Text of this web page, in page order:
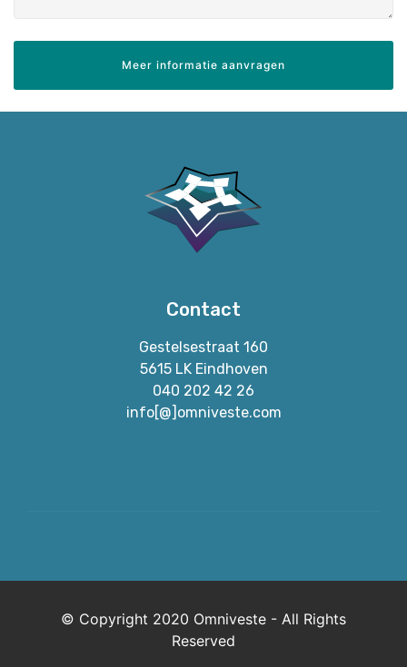
Contact
Gestelsestraat 160
5615 LK Eindhoven
040 202 42 26
info[@]omniveste.com
© Copyright 2020 Omniveste - All Rights
Reserved